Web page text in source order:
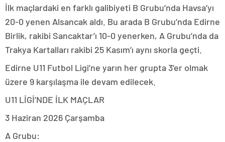
İlk maçlardaki en farklı galibiyeti B Grubu’nda Havsa’yı
20-0 yenen Alsancak aldı. Bu arada B Grubu’nda Edirne
Birlik, rakibi Sancaktar’ı 10-0 yenerken, A Grubu’nda da
Trakya Kartalları rakibi 25 Kasım’ı aynı skorla geçti.
Edirne U11 Futbol Ligi’ne yarın her grupta 3’er olmak
üzere 9 karşılaşma ile devam edilecek.
U11 LİGİ’NDE İLK MAÇLAR
3 Haziran 2026 Çarşamba
A Grubu: